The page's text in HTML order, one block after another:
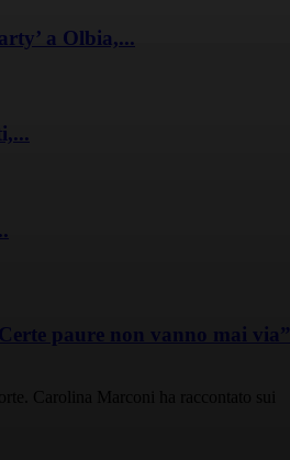
a Olbia,...
paure non vanno mai via”
Carolina Marconi ha raccontato sui